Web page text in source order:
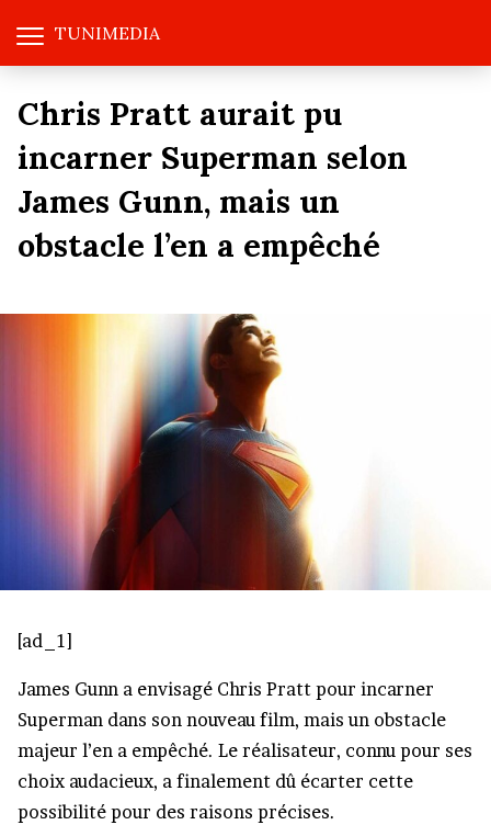
TUNIMEDIA
Chris Pratt aurait pu
incarner Superman selon
James Gunn, mais un
obstacle l’en a empêché
[ad_1]
James Gunn a envisagé Chris Pratt pour incarner
Superman dans son nouveau film, mais un obstacle
majeur l’en a empêché. Le réalisateur, connu pour ses
choix audacieux, a finalement dû écarter cette
possibilité pour des raisons précises.